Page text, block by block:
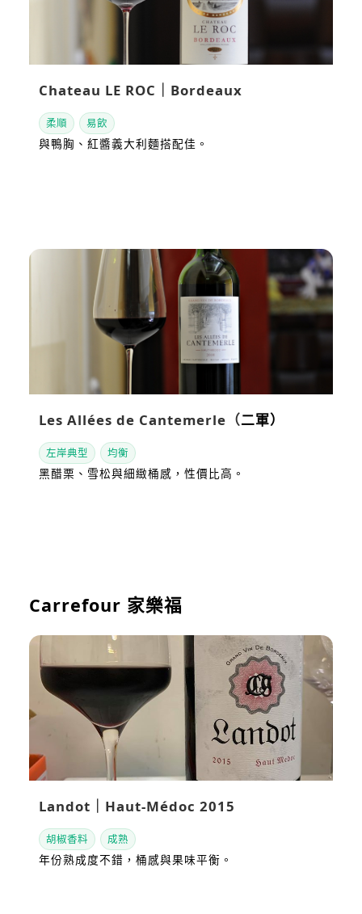
Chateau LE ROC｜Bordeaux
柔順 易飲
與鴨胸、紅醬義大利麵搭配佳。
Les Allées de Cantemerle（二軍）
左岸典型 均衡
黑醋栗、雪松與細緻桶感，性價比高。
Carrefour 家樂福
Landot｜Haut-Médoc 2015
胡椒香料 成熟
年份熟成度不錯，桶感與果味平衡。